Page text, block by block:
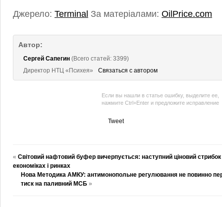
Джерело: Terminal За матеріалами: OilPrice.com
Автор:
Сергей Сапегин (Всего статей: 3399)
Директор НТЦ «Психея»
Связаться с автором
Если вы нашли в статье ошибку, выделите ее,
нажмите Ctrl+Enter и предложите исправление
Tweet
« Світовий нафтовий буфер вичерпується: наступний ціновий
економіках і ринках
Нова Методика АМКУ: антимонопольне регулювання не повинно
тиск на паливний МСБ »